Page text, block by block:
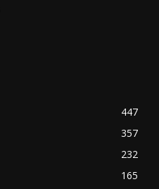
447
357
232
165